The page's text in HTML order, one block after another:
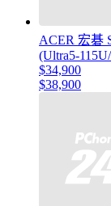
ACER 宏碁
(Ultra5-
$34,900
$38,900